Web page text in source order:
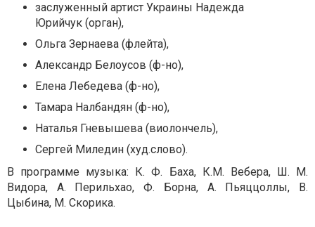
заслуженный артист Украины Надежда
Юрийчук (орган),
Ольга Зернаева (флейта),
Александр Белоусов (ф-но),
Елена Лебедева (ф-но),
Тамара Налбандян (ф-но),
Наталья Гневышева (виолончель),
Сергей Миледин (худ.слово).
В программе музыка: К. Ф. Баха, К.М. Вебера, Ш. М.
Видора, А. Перильхао, Ф. Борна, А. Пьяццоллы, В.
Цыбина, М. Скорика.